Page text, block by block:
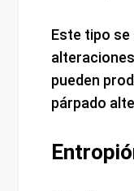
Este tipo se
pueden
párpado